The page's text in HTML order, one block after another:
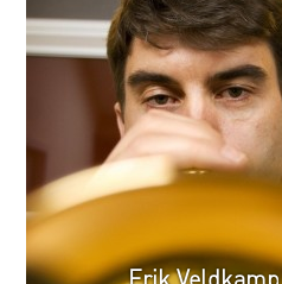
Erik Veldkamp